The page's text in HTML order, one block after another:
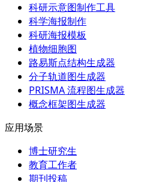
科研示意图制作工具
科学海报制作
科研海报模板
植物细胞图
路易斯点结构生成器
分子轨道图生成器
PRISMA 流程图生成器
概念框架图生成器
应用场景
博士研究生
教育工作者
期刊投稿